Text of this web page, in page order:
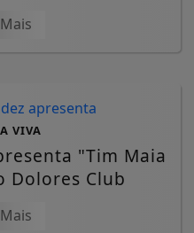
VIVA
"Tim Maia
Dolores Club